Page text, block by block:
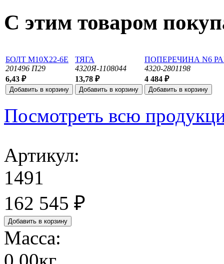
С этим товаром
БОЛТ М10Х22-6Е
201496 П29
6,43 ₽
ТЯГА
4320Я-1108044
13,78 ₽
ПОПЕРЕЧИНА N6
4320-2801198
4 484 ₽
Посмотреть всю
Артикул:
1491
162 545 ₽
Масса: